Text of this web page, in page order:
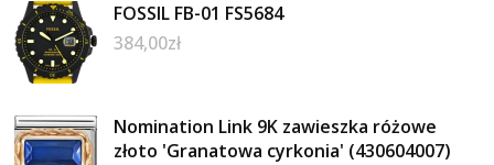
FOSSIL FB-01 FS5684
384,00zł
Nomination Link 9K zawieszka różowe
złoto 'Granatowa cyrkonia' (430604007)